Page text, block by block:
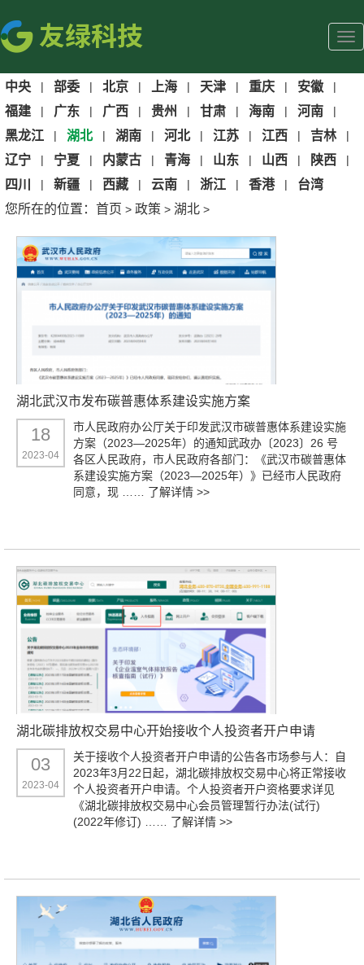
中央 | 部委 | 北京 | 上海 | 天津 | 重庆 | 安徽 |
福建 | 广东 | 广西 | 贵州 | 甘肃 | 海南 | 河南 |
黑龙江 | 湖北 | 湖南 | 河北 | 江苏 | 江西 | 吉林 |
辽宁 | 宁夏 | 内蒙古 | 青海 | 山东 | 山西 | 陕西 |
四川 | 新疆 | 西藏 | 云南 | 浙江 | 香港 |
台湾
您所在的位置： 首页 > 政策 > 湖北 >
湖北武汉市发布碳普惠体系建设实施方案
18
2023-04
市人民政府办公厅关于印发武汉市碳普惠体系建设实施
方案（2023—2025年）的通知武政办〔2023〕26 号
各区人民政府，市人民政府各部门：《武汉市碳普惠体
系建设实施方案（2023—2025年）》已经市人民政府
同意，现 …… 了解详情 >>
湖北碳排放权交易中心开始接收个人投资者开户申请
03
2023-04
关于接收个人投资者开户申请的公告各市场参与人：自
2023年3月22日起，湖北碳排放权交易中心将正常接收
个人投资者开户申请。个人投资者开户资格要求详见
《湖北碳排放权交易中心会员管理暂行办法(试行)
(2022年修订) …… 了解详情 >>